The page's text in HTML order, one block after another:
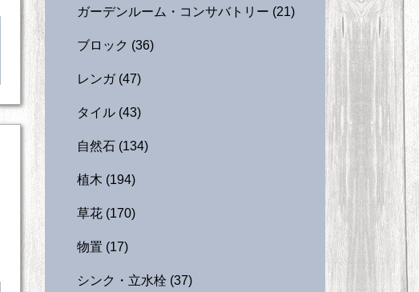
ガーデンルーム・コンサバトリー (21)
ブロック (36)
レンガ (47)
タイル (43)
自然石 (134)
植木 (194)
草花 (170)
物置 (17)
シンク・立水栓 (37)